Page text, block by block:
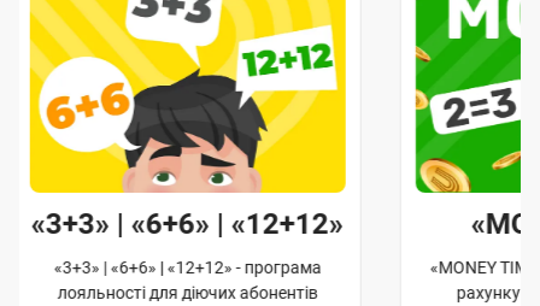
«3+3» | «6+6» | «12+12»
«3+3» | «6+6» | «12+12» - програма
лояльності для діючих абонентів
«MONEY
рахунку